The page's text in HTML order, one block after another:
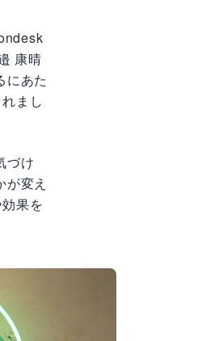
康晴
にあた
まし
づけ
変え
果を